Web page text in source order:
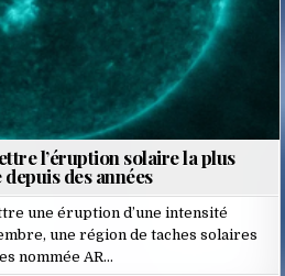
l’éruption solaire la plus
des années
une éruption d’une intensité
une région de taches solaires
nommée AR…